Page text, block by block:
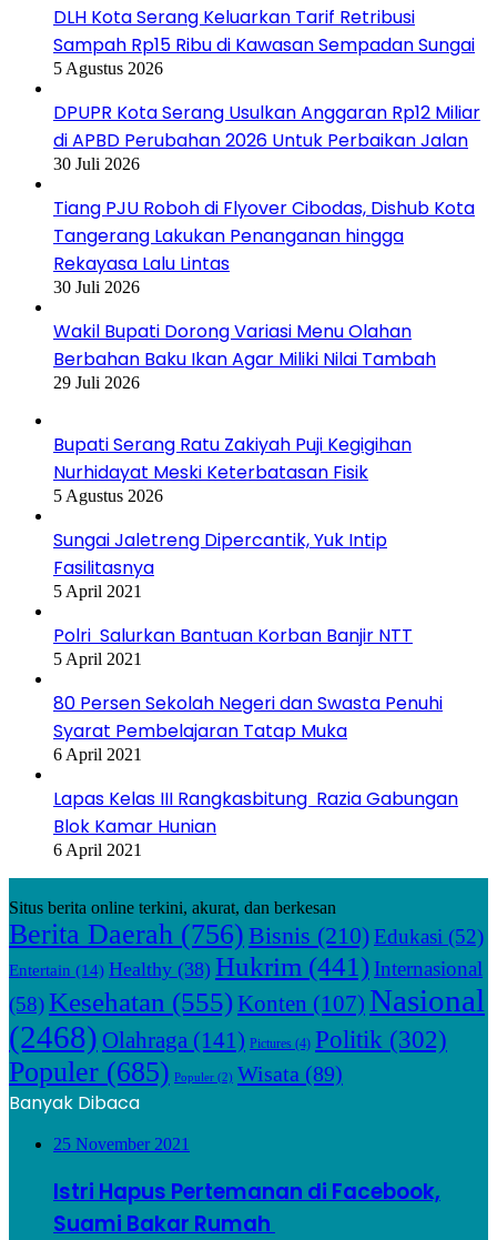
DLH Kota Serang Keluarkan Tarif Retribusi
Sampah Rp15 Ribu di Kawasan Sempadan Sungai
5 Agustus 2026
DPUPR Kota Serang Usulkan Anggaran Rp12 Miliar
di APBD Perubahan 2026 Untuk Perbaikan Jalan
30 Juli 2026
Tiang PJU Roboh di Flyover Cibodas, Dishub Kota
Tangerang Lakukan Penanganan hingga
Rekayasa Lalu Lintas
30 Juli 2026
Wakil Bupati Dorong Variasi Menu Olahan
Berbahan Baku Ikan Agar Miliki Nilai Tambah
29 Juli 2026
Bupati Serang Ratu Zakiyah Puji Kegigihan
Nurhidayat Meski Keterbatasan Fisik
5 Agustus 2026
Sungai Jaletreng Dipercantik, Yuk Intip
Fasilitasnya
5 April 2021
Polri Salurkan Bantuan Korban Banjir NTT
5 April 2021
80 Persen Sekolah Negeri dan Swasta Penuhi
Syarat Pembelajaran Tatap Muka
6 April 2021
Lapas Kelas III Rangkasbitung Razia Gabungan
Blok Kamar Hunian
6 April 2021
Situs berita online terkini, akurat, dan berkesan
Berita Daerah (756) Bisnis (210)Edukasi (52)
Entertain (14) Healthy (38) Hukrim (441) Internasional
(58)Kesehatan (555)Konten (107) Nasional
(2468) Olahraga (141) Pictures (4) Politik (302)
Populer (685) Populer (2) Wisata (89)
Banyak Dibaca
25 November 2021
Istri Hapus Pertemanan di Facebook,
Suami Bakar Rumah